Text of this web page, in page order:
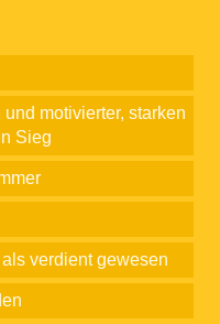
motivierter, starken
Sieg
verdient gewesen